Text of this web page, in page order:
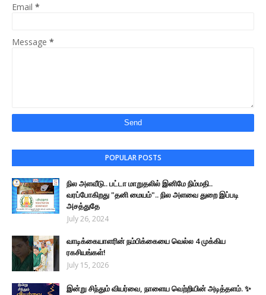
Email *
Message *
POPULAR POSTS
நில அளவீடு.. பட்டா மாறுதலில் இனிமே நிம்மதி..
வரப்போகிறது "தனி மையம்".. நில அளவை துறை இப்படி
அசத்துதே
July 26, 2024
வாடிக்கையாளரின் நம்பிக்கையை வெல்ல 4 முக்கிய
ரகசியங்கள்!
July 15, 2026
இன்று சிந்தும் வியர்வை, நாளைய வெற்றியின் அடித்தளம். ✨